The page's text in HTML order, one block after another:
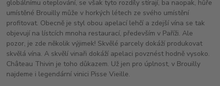
globálnímu oteplování, se však tyto rozdíly stírají, ba naopak, hůře
umístěné Brouilly může v horkých létech ze svého umístění
profitovat. Obecně je styl obou apelací lehčí a zdejší vína se tak
objevují na lístcích mnoha restaurací, především v Paříži. Ale
pozor, je zde několik výjimek! Skvělé parcely dokáží produkovat
skvělá vína. A skvělí vinaři dokáží apelaci povznést hodně vysoko.
Château Thivin je toho důkazem. Už jen pro úplnost, v Brouilly
najdeme i legendární vinici Pisse Vieille.